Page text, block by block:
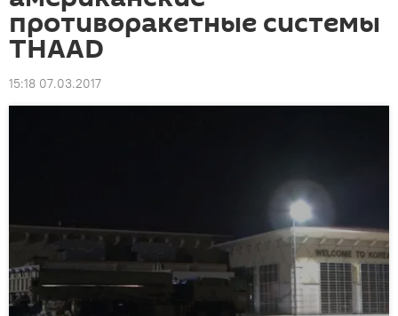
противоракетные системы
THAAD
15:18 07.03.2017